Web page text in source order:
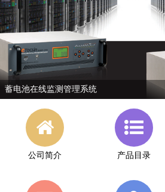
蓄电池在线监测管理系统
公司简介 产品目录